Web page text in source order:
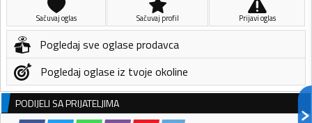
Sačuvaj oglas Sačuvaj profil Prijavi oglas
Pogledaj sve oglase prodavca
Pogledaj oglase iz tvoje okoline
PODIJELI SA PRIJATELJIMA